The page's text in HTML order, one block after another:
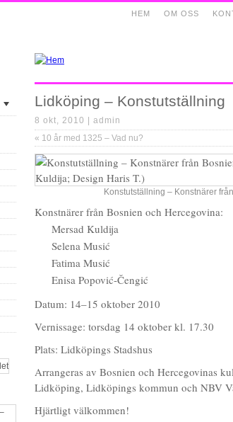
OM OSS
HEM
Lidköping – Konstutställning
8 okt, 2010 | admin
« 10 år med 1325 – Vad nu?
Konstutställning – Konstnärer
Konstnärer från Bosnien och Hercegovina:
Mersad Kuldija
Selena Musić
Fatima Musić
Enisa Popović-Čengić
Datum: 14–15 oktober 2010
Vernissage: torsdag 14 oktober kl. 17.30
Plats: Lidköpings Stadshus
Arrangeras av Bosnien och Hercegovinas
Lidköping, Lidköpings kommun och NBV
Hjärtligt välkommen!